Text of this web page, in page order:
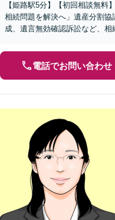
【姫路駅5分】【初回相談無料
相続問題を解決へ」遺産分割
成、遺言無効確認訴訟など、
電話でお問い合わせ